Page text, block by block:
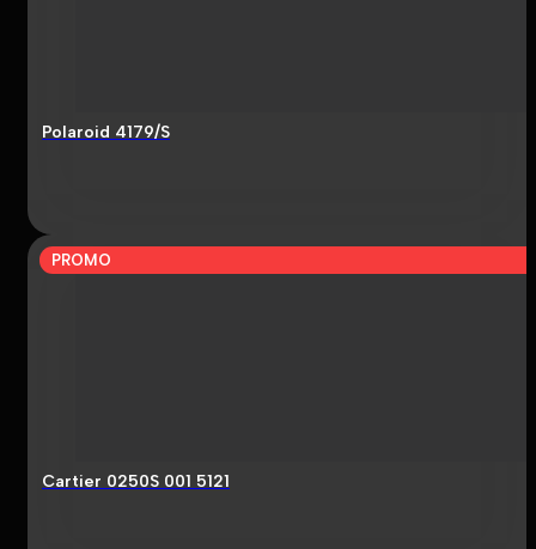
Polaroid 4179/S
PROMO
Cartier 0250S 001 5121